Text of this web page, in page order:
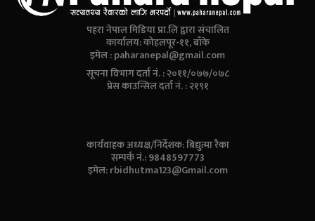
पहरा नेपाल मिडिया प्रा.लि द्वारा संचालित
कार्यालय: कोहलपूर-११, बाँके
इमेल :paharanepal@gmail.com
सूचना विभाग दर्ता नं. : २०११/०७७/०७८
प्रेस काउन्सिल दर्ता नं. : २१९१
कार्यवाहक अध्यक्ष/निर्देशक: बिद्युत्मा रैका
सम्पर्क नं.: 9848597773
इमेल:rbidhutma123@Gmail.com